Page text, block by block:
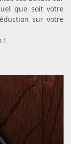
que soit votre
sur votre
!